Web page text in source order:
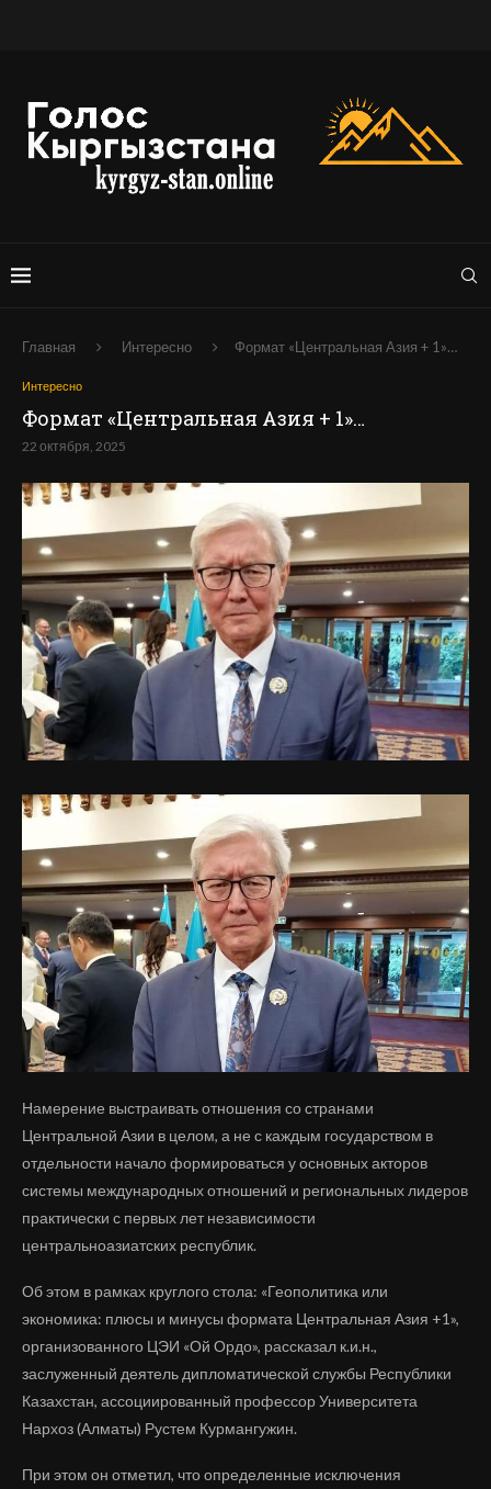
Главная Интересно Формат «Центральная Азия + 1»…
Интересно
Формат «Центральная Азия + 1»…
22 октября, 2025
Намерение выстраивать отношения со странами
Центральной Азии в целом, а не с каждым государством в
отдельности начало формироваться у основных акторов
системы международных отношений и региональных лидеров
практически с первых лет независимости
центральноазиатских республик.
Об этом в рамках круглого стола: «Геополитика или
экономика: плюсы и минусы формата Центральная Азия +1»,
организованного ЦЭИ «Ой Ордо», рассказал к.и.н.,
заслуженный деятель дипломатической службы Республики
Казахстан, ассоциированный профессор Университета
Нархоз (Алматы) Рустем Курмангужин.
При этом он отметил, что определенные исключения